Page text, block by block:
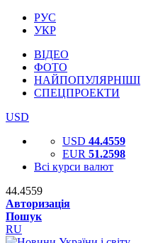
РУС
УКР
ВІДЕО
ФОТО
НАЙПОПУЛЯРНІШІ
СПЕЦПРОЕКТИ
USD
USD 44.4559
EUR 51.2598
Всі курси валют
44.4559
Авторизація
Пошук
RU